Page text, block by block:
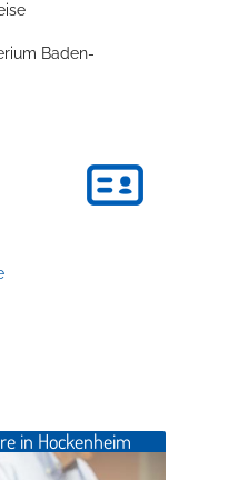
Baden-
in Hockenheim